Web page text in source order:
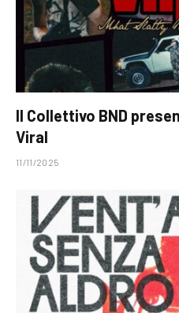
Il Collettivo BND
Viral
11/11/2025